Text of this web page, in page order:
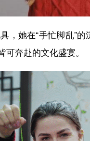
她在“手忙脚乱”的
奔赴的文化盛宴。